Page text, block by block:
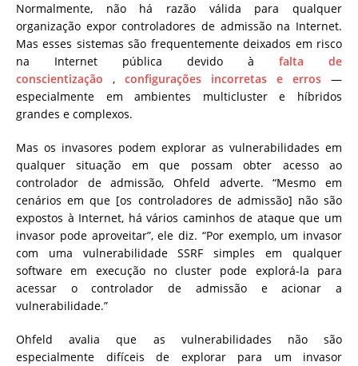
Normalmente, não há razão válida para qualquer
organização expor controladores de admissão na Internet.
Mas esses sistemas são frequentemente deixados em risco
na Internet pública devido à falta de
conscientização , configurações incorretas e erros —
especialmente em ambientes multicluster e híbridos
grandes e complexos.
Mas os invasores podem explorar as vulnerabilidades em
qualquer situação em que possam obter acesso ao
controlador de admissão, Ohfeld adverte. “Mesmo em
cenários em que [os controladores de admissão] não são
expostos à Internet, há vários caminhos de ataque que um
invasor pode aproveitar”, ele diz. “Por exemplo, um invasor
com uma vulnerabilidade SSRF simples em qualquer
software em execução no cluster pode explorá-la para
acessar o controlador de admissão e acionar a
vulnerabilidade.”
Ohfeld avalia que as vulnerabilidades não são
especialmente difíceis de explorar para um invasor